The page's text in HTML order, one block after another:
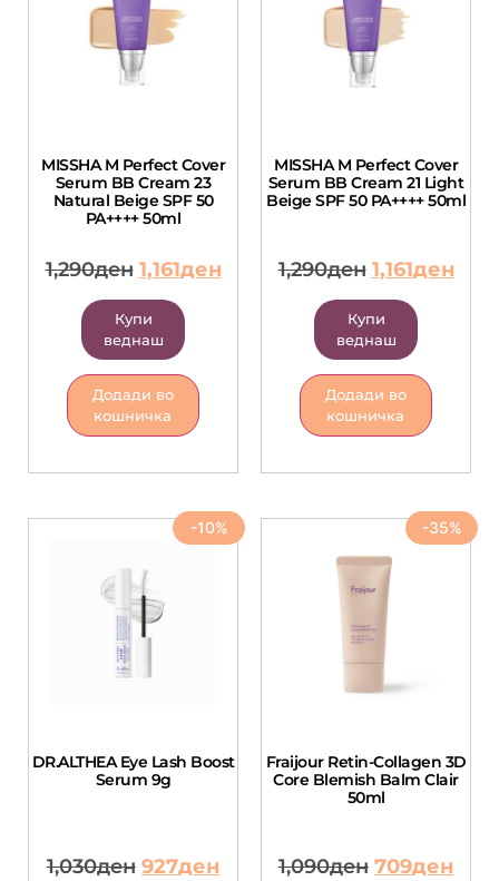
MISSHA M Perfect Cover
Serum BB Cream 23
Natural Beige SPF 50
PA++++ 50ml
1,290ден 1,161ден
Купи
веднаш
Додади во
кошничка
MISSHA M Perfect Cover
Serum BB Cream 21 Light
Beige SPF 50 PA++++ 50ml
1,290ден 1,161ден
Купи
веднаш
Додади во
кошничка
-10%
DR.ALTHEA Eye Lash Boost
Serum 9g
1,030ден 927ден
-35%
Fraijour Retin-Collagen 3D
Core Blemish Balm Clair
50ml
1,090ден 709ден